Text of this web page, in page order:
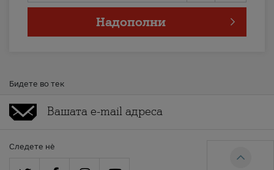
Надополни
Бидете во тек
Следете нè